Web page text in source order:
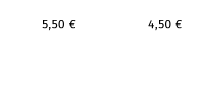
5,50 € 4,50 €